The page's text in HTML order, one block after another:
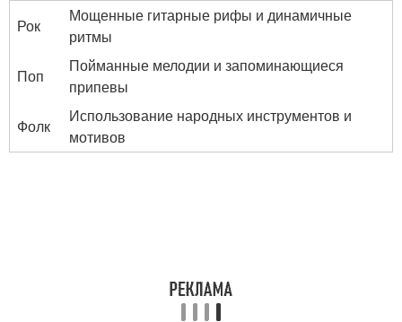
Рок
Мощенные гитарные рифы и динамичные
ритмы
Поп
Пойманные мелодии и запоминающиеся
припевы
Фолк
Использование народных инструментов и
мотивов